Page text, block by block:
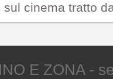
cinema tratto
E ZONA -